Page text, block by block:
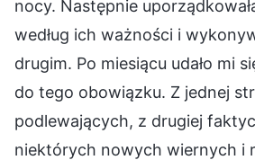
nocy. Następnie
według ich ważności i
drugim. Po miesiącu udało mi
do tego obowiązku. Z jednej
podlewających, z drugiej
niektórych nowych wiernych i